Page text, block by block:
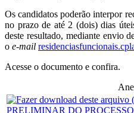
Os candidatos poderão interpor
no prazo de até 2 (dois) dias
deste resultado, mediante envio
o e-mail
Acesse o documento e confira.